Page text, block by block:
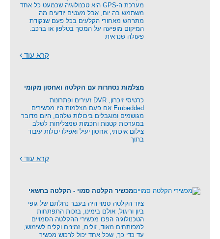
מערכת ה-GPS היא טכנולוגיה שכמעט כל אחד
משתמש בה יום, אבל מעטים יודעים מה
מתרחש מאחורי הקלעים בכל פעם שנקודת
המיקום מופיעה על המסך בטלפון או ברכב.
פעולה שנראית
קרא עוד
מצלמות נסתרות עם הקלטה ואחסון מקומי
כרטיסי זיכרון, DVR זעירים ופתרונות
Embedded אם פעם מצלמות היו מכשירים
מגושמים ומוגבלים ביכולות שלהם, היום מדובר
במערכות קטנות וחכמות שמצליחות לשלב
צילום איכותי, אחסון יעיל ואפילו יכולות עיבוד
בתוך
קרא עוד
מכשיר הקלטה סמוי - הקלטה בחשאי
ציוד הקלטה סמוי היה בעבר נחלתם של גופי
ביון וריגול, אולם בימינו, בזכות התפתחות
הטכנולוגיה הפכו מכשירי ההקלטה הסמויים
למפותחים מאוד, זולים, זמינים וקלים לשימוש,
עד כדי כך, שכל אחד יכול לרכוש מכשיר